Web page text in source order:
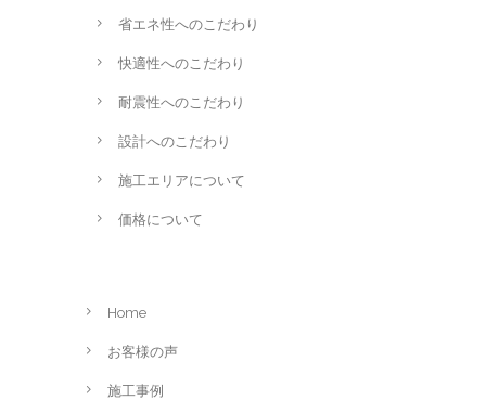
省エネ性へのこだわり
快適性へのこだわり
耐震性へのこだわり
設計へのこだわり
施工エリアについて
価格について
Home
お客様の声
施工事例